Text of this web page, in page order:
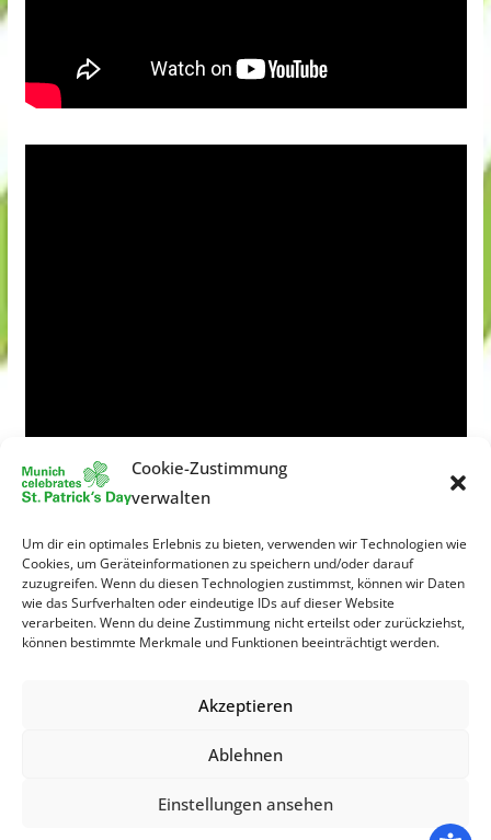
Cookie-Zustimmung
verwalten
Um dir ein optimales Erlebnis zu bieten, verwenden wir Technologien wie
Cookies, um Geräteinformationen zu speichern und/oder darauf
zuzugreifen. Wenn du diesen Technologien zustimmst, können wir Daten
wie das Surfverhalten oder eindeutige IDs auf dieser Website
verarbeiten. Wenn du deine Zustimmung nicht erteilst oder zurückziehst,
können bestimmte Merkmale und Funktionen beeinträchtigt werden.
Akzeptieren
Ablehnen
Einstellungen ansehen
. All rights